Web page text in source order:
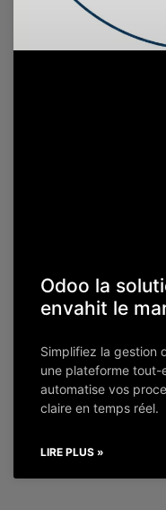
Odoo la
envahit le
Simplifiez la gestion
une plateforme tout-
automatise vos
claire en temps réel.
LIRE PLUS »